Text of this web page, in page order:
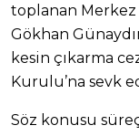
toplanan Merkez
Gökhan
kesin çıkarma
Kurulu’na sevk
Söz konusu